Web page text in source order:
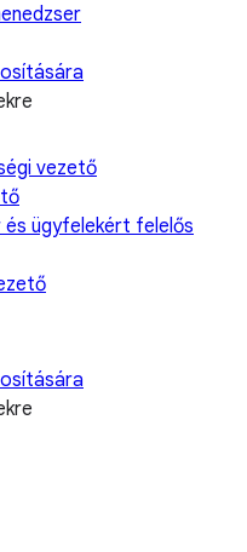
vezető
és ügyfelekért felelős